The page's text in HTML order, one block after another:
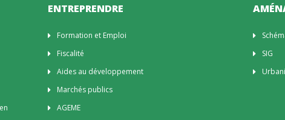
ENTREPRENDRE
Formation et Emploi
Fiscalité
Aides au développement
Marchés publics
AGEME
SIG